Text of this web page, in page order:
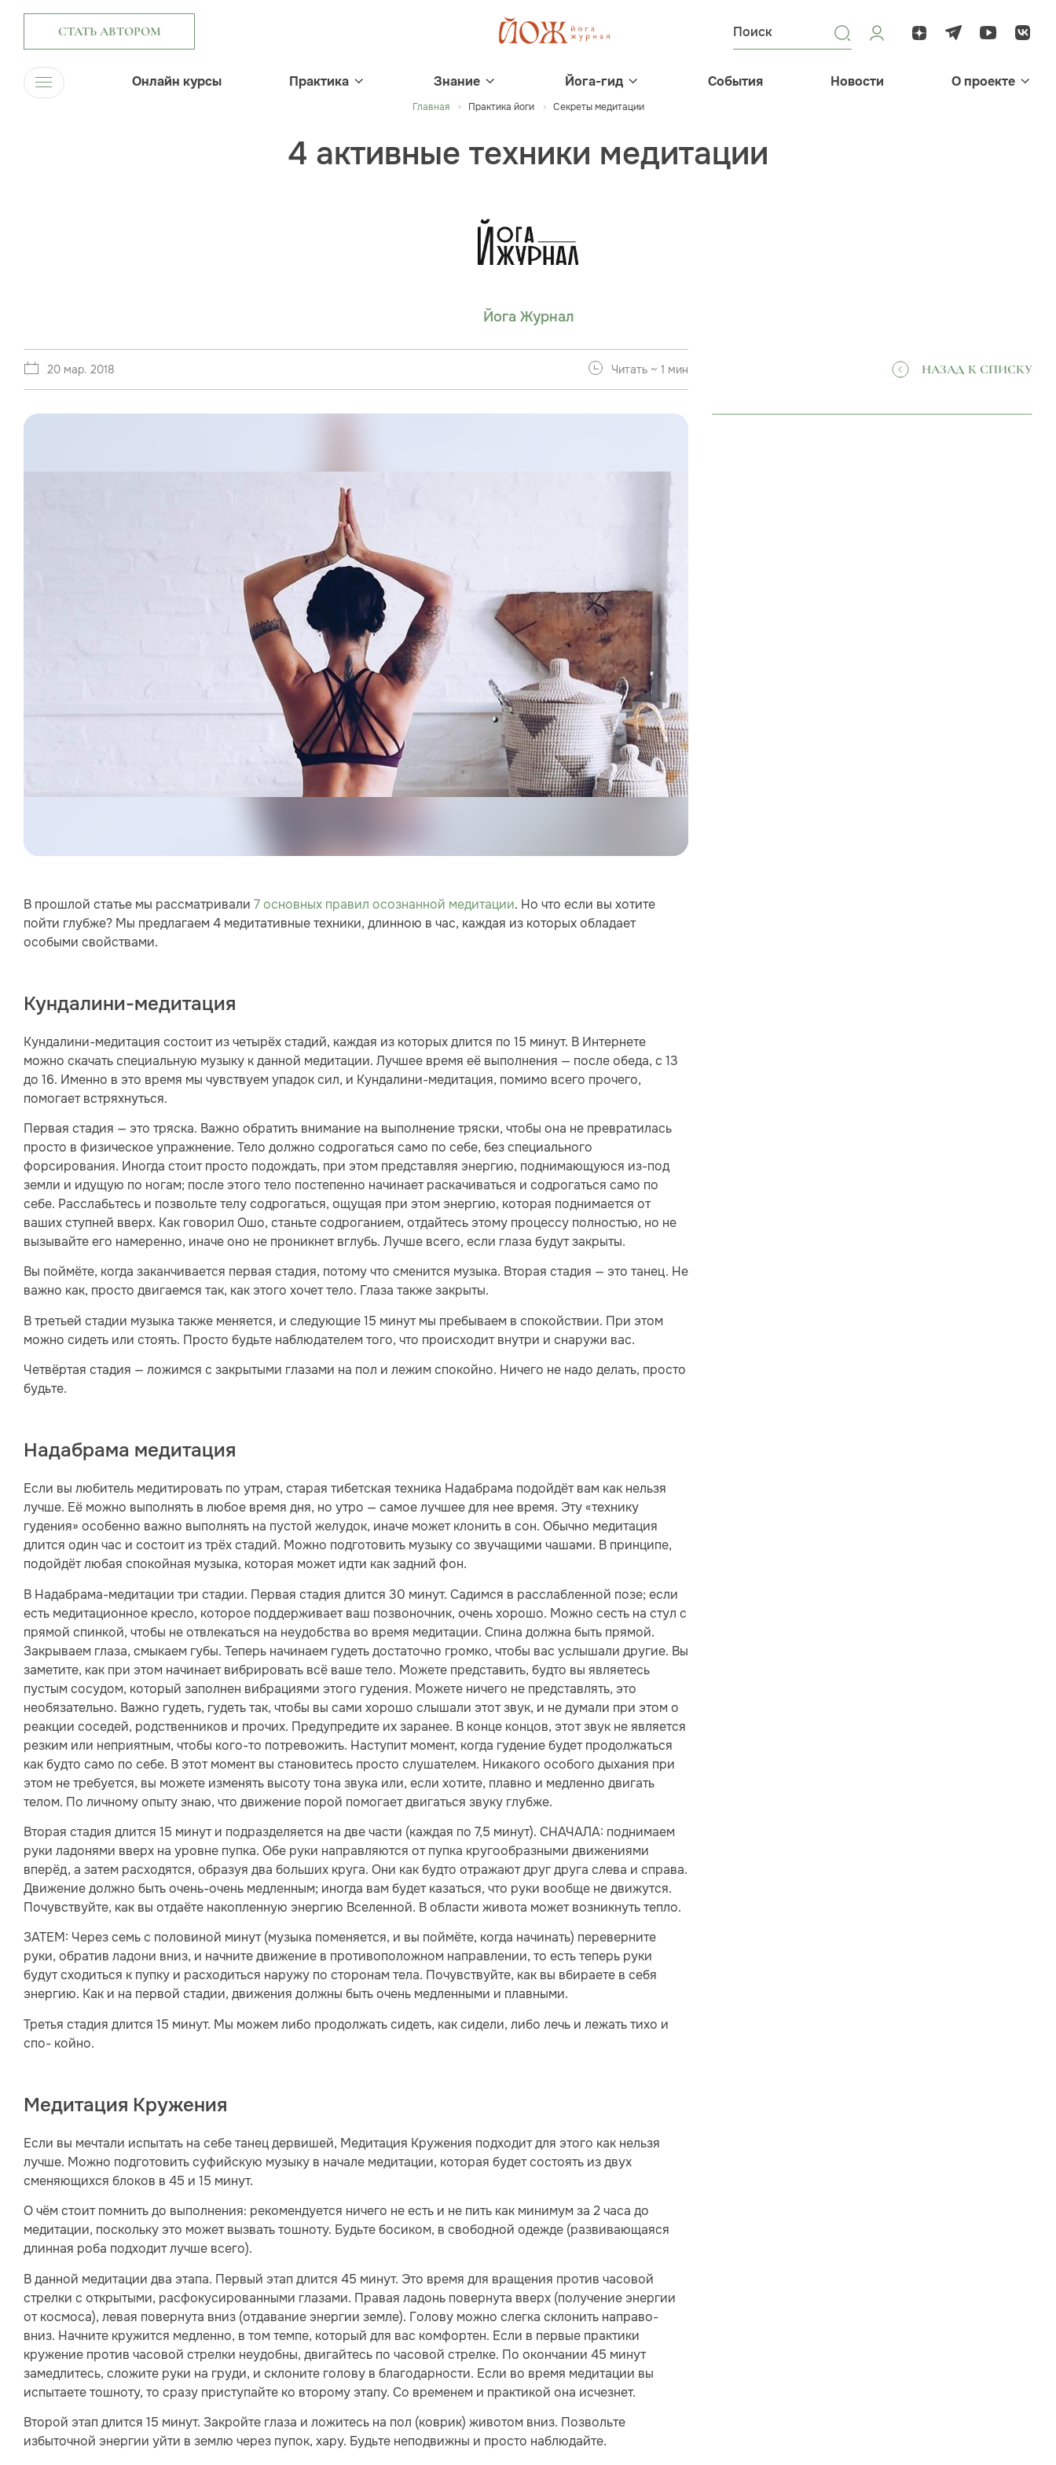
СТАТЬ АВТОРОМ
Онлайн курсы Практика Знание Йога-гид События Новости О проекте
Главная Практика йоги Секреты медитации
4 активные техники медитации
Йога Журнал
20 мар. 2018 Читать ~ 1 мин НАЗАД К СПИСКУ
В прошлой статье мы рассматривали 7 основных правил осознанной медитации. Но что если вы хотите
пойти глубже? Мы предлагаем 4 медитативные техники, длинною в час, каждая из которых обладает
особыми свойствами.
Кундалини-медитация
Кундалини-медитация состоит из четырёх стадий, каждая из которых длится по 15 минут. В Интернете
можно скачать специальную музыку к данной медитации. Лучшее время её выполнения — после обеда, с 13
до 16. Именно в это время мы чувствуем упадок сил, и Кундалини-медитация, помимо всего прочего,
помогает встряхнуться.
Первая стадия — это тряска. Важно обратить внимание на выполнение тряски, чтобы она не превратилась
просто в физическое упражнение. Тело должно содрогаться само по себе, без специального
форсирования. Иногда стоит просто подождать, при этом представляя энергию, поднимающуюся из-под
земли и идущую по ногам; после этого тело постепенно начинает раскачиваться и содрогаться само по
себе. Расслабьтесь и позвольте телу содрогаться, ощущая при этом энергию, которая поднимается от
ваших ступней вверх. Как говорил Ошо, станьте содроганием, отдайтесь этому процессу полностью, но не
вызывайте его намеренно, иначе оно не проникнет вглубь. Лучше всего, если глаза будут закрыты.
Вы поймёте, когда заканчивается первая стадия, потому что сменится музыка. Вторая стадия — это танец. Не
важно как, просто двигаемся так, как этого хочет тело. Глаза также закрыты.
В третьей стадии музыка также меняется, и следующие 15 минут мы пребываем в спокойствии. При этом
можно сидеть или стоять. Просто будьте наблюдателем того, что происходит внутри и снаружи вас.
Четвёртая стадия — ложимся с закрытыми глазами на пол и лежим спокойно. Ничего не надо делать, просто
будьте.
Надабрама медитация
Если вы любитель медитировать по утрам, старая тибетская техника Надабрама подойдёт вам как нельзя
лучше. Её можно выполнять в любое время дня, но утро — самое лучшее для нее время. Эту «технику
гудения» особенно важно выполнять на пустой желудок, иначе может клонить в сон. Обычно медитация
длится один час и состоит из трёх стадий. Можно подготовить музыку со звучащими чашами. В принципе,
подойдёт любая спокойная музыка, которая может идти как задний фон.
В Надабрама-медитации три стадии. Первая стадия длится 30 минут. Садимся в расслабленной позе; если
есть медитационное кресло, которое поддерживает ваш позвоночник, очень хорошо. Можно сесть на стул с
прямой спинкой, чтобы не отвлекаться на неудобства во время медитации. Спина должна быть прямой.
Закрываем глаза, смыкаем губы. Теперь начинаем гудеть достаточно громко, чтобы вас услышали другие. Вы
заметите, как при этом начинает вибрировать всё ваше тело. Можете представить, будто вы являетесь
пустым сосудом, который заполнен вибрациями этого гудения. Можете ничего не представлять, это
необязательно. Важно гудеть, гудеть так, чтобы вы сами хорошо слышали этот звук, и не думали при этом о
реакции соседей, родственников и прочих. Предупредите их заранее. В конце концов, этот звук не является
резким или неприятным, чтобы кого-то потревожить. Наступит момент, когда гудение будет продолжаться
как будто само по себе. В этот момент вы становитесь просто слушателем. Никакого особого дыхания при
этом не требуется, вы можете изменять высоту тона звука или, если хотите, плавно и медленно двигать
телом. По личному опыту знаю, что движение порой помогает двигаться звуку глубже.
Вторая стадия длится 15 минут и подразделяется на две части (каждая по 7,5 минут). СНАЧАЛА: поднимаем
руки ладонями вверх на уровне пупка. Обе руки направляются от пупка кругообразными движениями
вперёд, а затем расходятся, образуя два больших круга. Они как будто отражают друг друга слева и справа.
Движение должно быть очень-очень медленным; иногда вам будет казаться, что руки вообще не движутся.
Почувствуйте, как вы отдаёте накопленную энергию Вселенной. В области живота может возникнуть тепло.
ЗАТЕМ: Через семь с половиной минут (музыка поменяется, и вы поймёте, когда начинать) переверните
руки, обратив ладони вниз, и начните движение в противоположном направлении, то есть теперь руки
будут сходиться к пупку и расходиться наружу по сторонам тела. Почувствуйте, как вы вбираете в себя
энергию. Как и на первой стадии, движения должны быть очень медленными и плавными.
Третья стадия длится 15 минут. Мы можем либо продолжать сидеть, как сидели, либо лечь и лежать тихо и
спо- койно.
Медитация Кружения
Если вы мечтали испытать на себе танец дервишей, Медитация Кружения подходит для этого как нельзя
лучше. Можно подготовить суфийскую музыку в начале медитации, которая будет состоять из двух
сменяющихся блоков в 45 и 15 минут.
О чём стоит помнить до выполнения: рекомендуется ничего не есть и не пить как минимум за 2 часа до
медитации, поскольку это может вызвать тошноту. Будьте босиком, в свободной одежде (развивающаяся
длинная роба подходит лучше всего).
В данной медитации два этапа. Первый этап длится 45 минут. Это время для вращения против часовой
стрелки с открытыми, расфокусированными глазами. Правая ладонь повернута вверх (получение энергии
от космоса), левая повернута вниз (отдавание энергии земле). Голову можно слегка склонить направо-
вниз. Начните кружится медленно, в том темпе, который для вас комфортен. Если в первые практики
кружение против часовой стрелки неудобны, двигайтесь по часовой стрелке. По окончании 45 минут
замедлитесь, сложите руки на груди, и склоните голову в благодарности. Если во время медитации вы
испытаете тошноту, то сразу приступайте ко второму этапу. Со временем и практикой она исчезнет.
Второй этап длится 15 минут. Закройте глаза и ложитесь на пол (коврик) животом вниз. Позвольте
избыточной энергии уйти в землю через пупок, хару. Будьте неподвижны и просто наблюдайте.